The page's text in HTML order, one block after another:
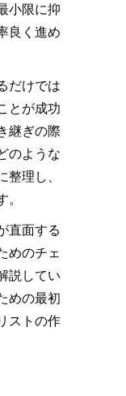
小限に抑
良く進め
だけでは
とが成功
継ぎの際
のような
理し、
直面する
めのチェ
説してい
めの最初
ストの作